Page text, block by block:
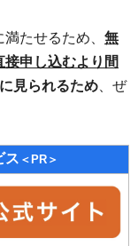
たせるため、 無
申し込むより間
見られるため 、ぜ
ス ＜PR＞